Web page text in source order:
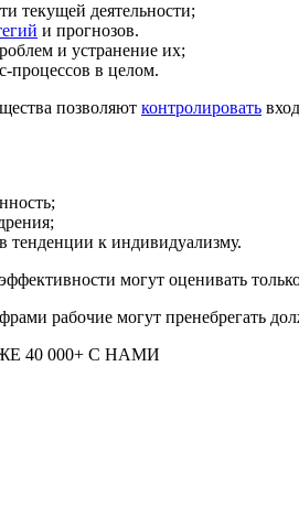
текущей деятельности;
и прогнозов.
и устранение их;
процессов в целом.
позволяют контролировать
тенденции к индивидуализму.
могут оценивать
рабочие могут пренебрегать
40 000+ С НАМИ